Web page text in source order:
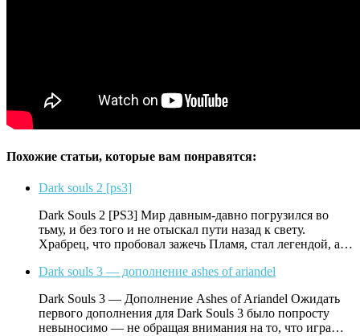
Похожие статьи, которые вам понравятся:
Dark souls 2 [ps3]
Dark Souls 2 [PS3] Мир давным-давно погрузился во
тьму, и без того и не отыскал пути назад к свету.
Храбрец, что пробовал зажечь Пламя, стал легендой, а…
Dark souls 3 — дополнение ashes of ariandel
Dark Souls 3 — Дополнение Ashes of Ariandel Ожидать
первого дополнения для Dark Souls 3 было попросту
невыносимо — не обращая внимания на то, что игра…